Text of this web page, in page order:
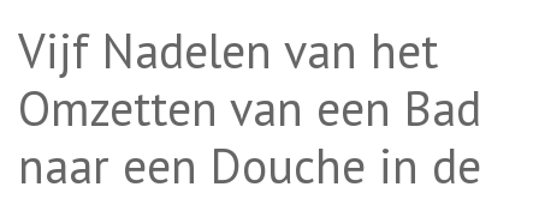
Vijf Nadelen van het
Omzetten van een Bad
naar een Douche in de